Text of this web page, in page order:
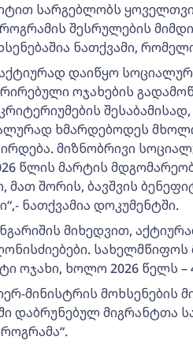
სარგებლობს
შესრულების
ნათქვამი,
დაიწყო
ოჯახების
ხმარდებოდეს
მიზნობრივი
წლის მარტის
მათ შორის, ბავშვის
ნათქვამია დოკუმენტში.
მიხედვით,
ოჯახი, ხოლო 2026 წელს –
მინისტრის
დაბრუნებულ მიგრანტთა